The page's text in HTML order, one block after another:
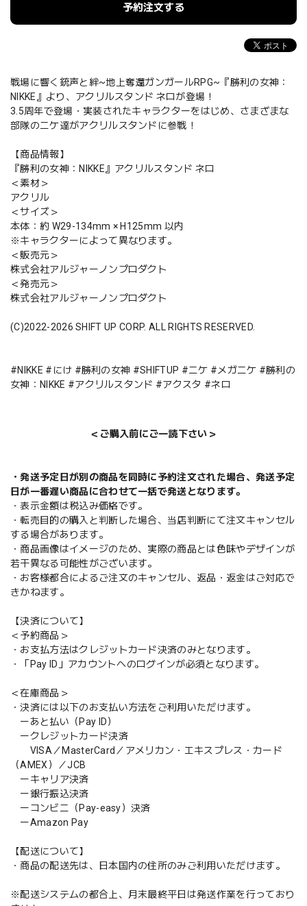
予約注文する
戦場に響く銃声と絆~地上奪還ガンガールRPG~『勝利の女神：
NIKKE』より、アクリルスタンド ネロが登場！
3.5周年で登場・実装されたキャラクターをはじめ、さまざまな
部隊のニケ達がアクリルスタンドに参戦！
【商品情報】
『勝利の女神：NIKKE』アクリルスタンド ネロ
＜素材＞
アクリル
＜サイズ＞
本体：約 W29-134mm × H125mm 以内
※キャラクターによって異なります。
＜販売元＞
株式会社アルジャーノンプロダクト
＜発売元＞
株式会社アルジャーノンプロダクト
(C)2022-2026 SHIFT UP CORP. ALL RIGHTS RESERVED.
#NIKKE #にけ #勝利の女神 #SHIFTUP #ニケ #メガニケ #勝利の
女神：NIKKE #アクリルスタンド #アクスタ #ネロ
＜ご購入前にご一読下さい＞
・発送予定日が別の商品を同時に予約注文された場合、発送予定
日が一番遅い商品に合わせて一括で発送となります。
・表示金額は税込み価格です。
・転売目的の購入と判断した場合、当店判断にて注文キャンセル
する場合があります。
・商品画像はイメージのため、実際の商品とは色味やデザインが
若干異なる可能性がございます。
・お客様都合によるご注文のキャンセル、返品・返金はご対応で
きかねます。
【決済について】
＜予約商品＞
・お支払方法はクレジットカード決済のみとなります。
・「Pay ID」アカウントへのログインが必須となります。
＜在庫商品＞
・決済には以下のお支払い方法をご利用いただけます。
ーあと払い（Pay ID）
ークレジットカード決済
VISA／MasterCard／アメリカン・エキスプレス・カード
（AMEX）／JCB
ーキャリア決済
ー銀行振込決済
ーコンビニ（Pay-easy）決済
ーAmazon Pay
【配送について】
・商品の配送先は、日本国内の住所のみご利用いただけます。
※配送システムの都合上、月末最終平日は発送作業を行っており